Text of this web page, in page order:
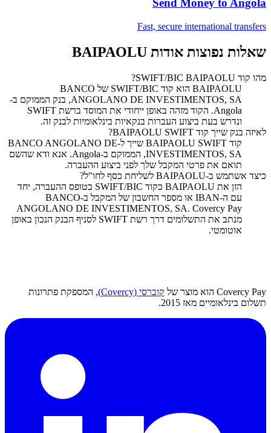
Send Money to Angola
Fast, secure international transfers
שאלות נפוצות אודות BAIPAOLU
מהו קוד SWIFT/BIC BAIPAOLU?
‏BAIPAOLU הוא קוד SWIFT/BIC של BANCO
ANGOLANO DE INVESTIMENTOS, SA, בנק הממוקם ב-
Angola. הקוד מזהה באופן ייחודי את המוסד ברשת SWIFT
ונדרש בעת ביצוע העברות בנקאיות בינלאומיות לבנק זה.
לאיזה בנק שייך קוד SWIFT ‏BAIPAOLU?
קוד SWIFT ‏BAIPAOLU שייך ל-BANCO ANGOLANO DE
INVESTIMENTOS, SA, הממוקם ב-Angola. אנא ודא שהשם
תואם את פרטי המקבל שלך לפני ביצוע ההעברה.
כיצד אשתמש ב-BAIPAOLU לשליחת כסף לחו"ל?
הזן את BAIPAOLU כקוד SWIFT/BIC בטופס ההעברה, יחד
עם ה-IBAN או מספר החשבון של המקבל ב-BANCO
ANGOLANO DE INVESTIMENTOS, SA. Covercy Pay
מנתב את התשלומים דרך רשת SWIFT לסניף הבנק הנכון באופן
אוטומטי.
Covercy Pay הוא מוצר של קוברסי (Covercy)
, המספקת פתרונות
תשלום בינלאומיים מאז 2015.